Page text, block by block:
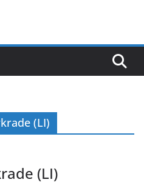
(LI)
(LI)